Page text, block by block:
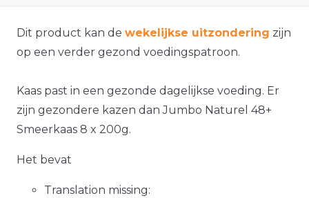
Dit product kan de wekelijkse uitzondering zijn
op een verder gezond voedingspatroon.
Kaas past in een gezonde dagelijkse voeding. Er
zijn gezondere kazen dan Jumbo Naturel 48+
Smeerkaas 8 x 200g.
Het bevat
Translation missing: